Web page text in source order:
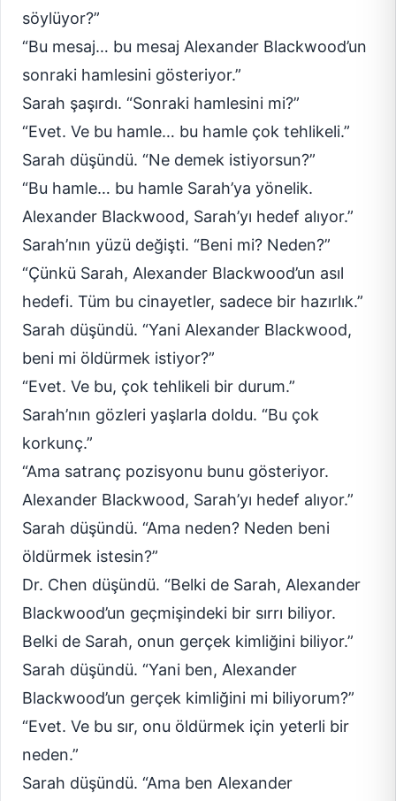
söylüyor?”
“Bu mesaj… bu mesaj Alexander Blackwood’un
sonraki hamlesini gösteriyor.”
Sarah şaşırdı. “Sonraki hamlesini mi?”
“Evet. Ve bu hamle… bu hamle çok tehlikeli.”
Sarah düşündü. “Ne demek istiyorsun?”
“Bu hamle… bu hamle Sarah’ya yönelik.
Alexander Blackwood, Sarah’yı hedef alıyor.”
Sarah’nın yüzü değişti. “Beni mi? Neden?”
“Çünkü Sarah, Alexander Blackwood’un asıl
hedefi. Tüm bu cinayetler, sadece bir hazırlık.”
Sarah düşündü. “Yani Alexander Blackwood,
beni mi öldürmek istiyor?”
“Evet. Ve bu, çok tehlikeli bir durum.”
Sarah’nın gözleri yaşlarla doldu. “Bu çok
korkunç.”
“Ama satranç pozisyonu bunu gösteriyor.
Alexander Blackwood, Sarah’yı hedef alıyor.”
Sarah düşündü. “Ama neden? Neden beni
öldürmek istesin?”
Dr. Chen düşündü. “Belki de Sarah, Alexander
Blackwood’un geçmişindeki bir sırrı biliyor.
Belki de Sarah, onun gerçek kimliğini biliyor.”
Sarah düşündü. “Yani ben, Alexander
Blackwood’un gerçek kimliğini mi biliyorum?”
“Evet. Ve bu sır, onu öldürmek için yeterli bir
neden.”
Sarah düşündü. “Ama ben Alexander